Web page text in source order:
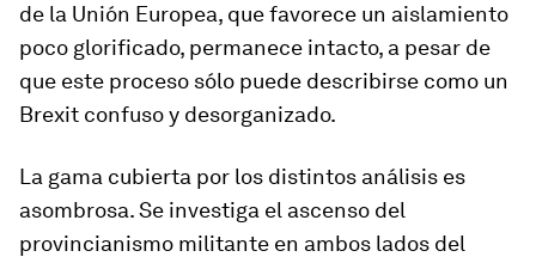
de la Unión Europea, que favorece un aislamiento
poco glorificado, permanece intacto, a pesar de
que este proceso sólo puede describirse como un
Brexit confuso y desorganizado.
La gama cubierta por los distintos análisis es
asombrosa. Se investiga el ascenso del
provincianismo militante en ambos lados del